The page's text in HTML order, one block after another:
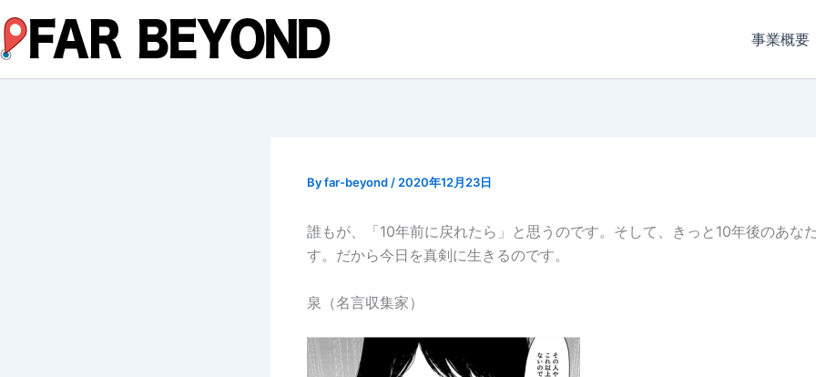
容
を
ス
事業概要
Byfar-beyond / 2020年12月23日
誰もが、「10年前に戻れたら」と思うのです。そして、きっと10年後のあな
す。だから今日を真剣に生きるのです。
泉（名言収集家）